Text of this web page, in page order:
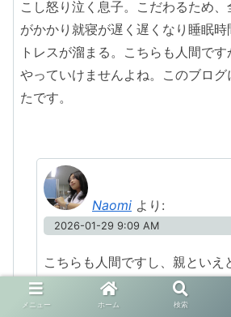
こし怒り泣く息子。こだわるため
がかかり就寝が遅く遅くなり睡眠
トレスが溜まる。こちらも人間で
やっていけませんよね。このブログ
たです。
Naomi より:
2026-01-29 9:09 AM
こちらも人間ですし、親といえ
せんから心が乱れるのも当然で
何事にも時間のかかるお子さん
メニュー ホーム 検索